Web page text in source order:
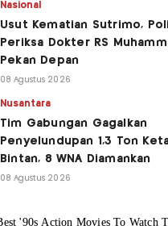
Nasional
Usut Kematian Sutrimo,
Periksa Dokter RS
Pekan Depan
08 Agustus 2026
Nusantara
Tim Gabungan Gagalkan
Penyelundupan 1,3 Ton
Bintan, 8 WNA Diamankan
08 Agustus 2026